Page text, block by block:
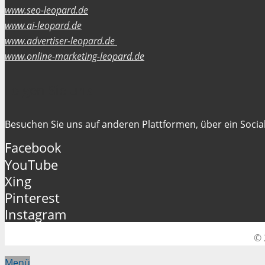
www.seo-leopard.de
www.ai-leopard.de
www.advertiser-leopard.de
www.online-marketing-leopard.de
Besuchen Sie uns auf anderen Plattformen, über ein
Facebook
YouTube
Xing
Pinterest
Instagram
©